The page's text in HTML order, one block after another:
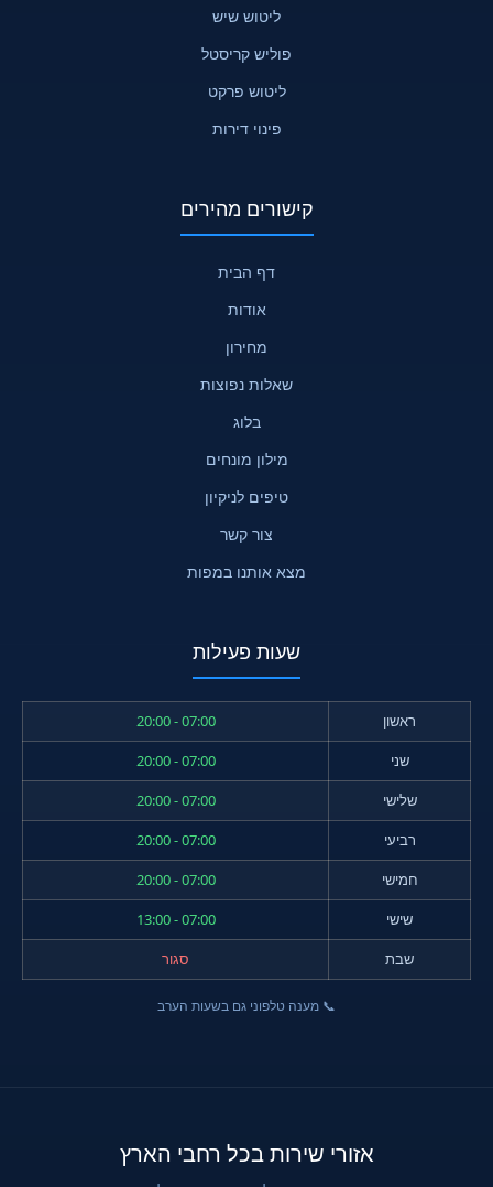
ליטוש שיש
פוליש קריסטל
ליטוש פרקט
פינוי דירות
קישורים מהירים
דף הבית
אודות
מחירון
שאלות נפוצות
בלוג
מילון מונחים
טיפים לניקיון
צור קשר
מצא אותנו במפות
שעות פעילות
ראשון
07:00 - 20:00
שני
07:00 - 20:00
שלישי
07:00 - 20:00
רביעי
07:00 - 20:00
חמישי
07:00 - 20:00
שישי
07:00 - 13:00
שבת
סגור
📞 מענה טלפוני גם בשעות הערב
אזורי שירות בכל רחבי הארץ